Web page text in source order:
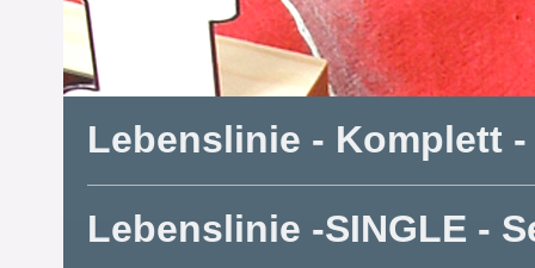
Lebenslinie - Komplett -
Lebenslinie -SINGLE -